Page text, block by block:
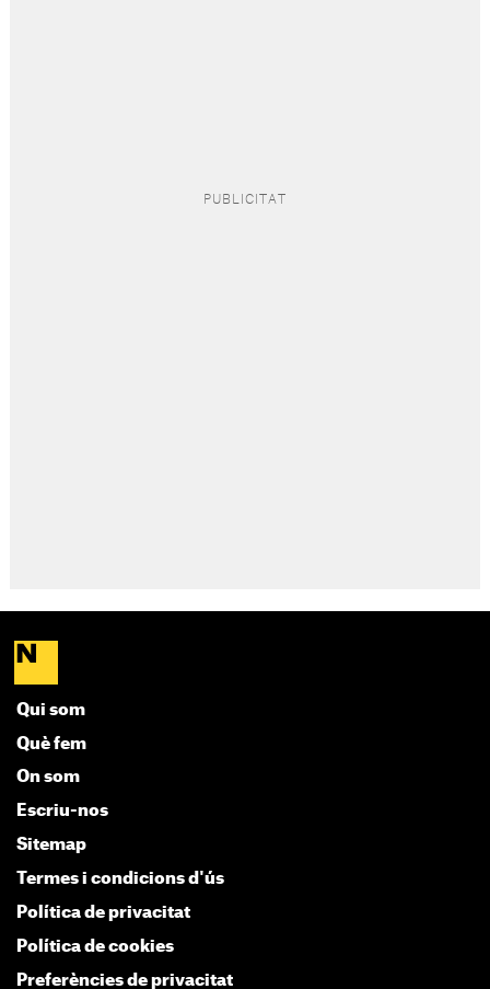
Qui som
Què fem
On som
Escriu-nos
Sitemap
Termes i condicions d'ús
Política de privacitat
Política de cookies
Preferències de privacitat